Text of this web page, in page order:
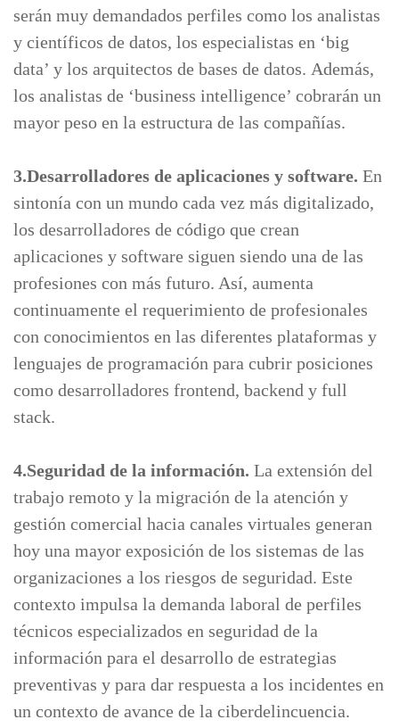
serán muy demandados perfiles como los analistas
y científicos de datos, los especialistas en ‘big
data’ y los arquitectos de bases de datos. Además,
los analistas de ‘business intelligence’ cobrarán un
mayor peso en la estructura de las compañías.
3.Desarrolladores de aplicaciones y software. En
sintonía con un mundo cada vez más digitalizado,
los desarrolladores de código que crean
aplicaciones y software siguen siendo una de las
profesiones con más futuro. Así, aumenta
continuamente el requerimiento de profesionales
con conocimientos en las diferentes plataformas y
lenguajes de programación para cubrir posiciones
como desarrolladores frontend, backend y full
stack.
4.Seguridad de la información. La extensión del
trabajo remoto y la migración de la atención y
gestión comercial hacia canales virtuales generan
hoy una mayor exposición de los sistemas de las
organizaciones a los riesgos de seguridad. Este
contexto impulsa la demanda laboral de perfiles
técnicos especializados en seguridad de la
información para el desarrollo de estrategias
preventivas y para dar respuesta a los incidentes en
un contexto de avance de la ciberdelincuencia.